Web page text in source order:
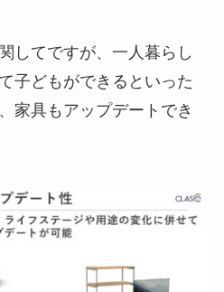
してですが、一人暮らし
子どもができるといった
家具もアップデートでき